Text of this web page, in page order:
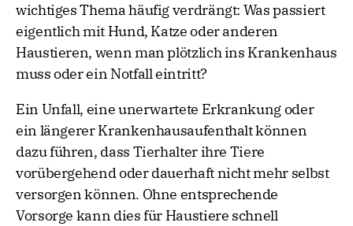
wichtiges Thema häufig verdrängt: Was passiert
eigentlich mit Hund, Katze oder anderen
Haustieren, wenn man plötzlich ins Krankenhaus
muss oder ein Notfall eintritt?
Ein Unfall, eine unerwartete Erkrankung oder
ein längerer Krankenhausaufenthalt können
dazu führen, dass Tierhalter ihre Tiere
vorübergehend oder dauerhaft nicht mehr selbst
versorgen können. Ohne entsprechende
Vorsorge kann dies für Haustiere schnell